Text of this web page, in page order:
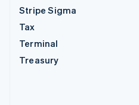
Stripe Sigma
Tax
Terminal
Treasury